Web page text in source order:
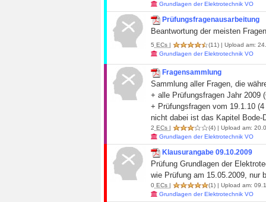
Grundlagen der Elektrotechnik VO
Prüfungsfragenausarbeitung
Beantwortung der meisten
5 ECs | (11) | Upload am:
Grundlagen der Elektrotechnik VO
Fragensammlung
Sammlung aller Fragen, die
+ alle Prüfungsfragen Jahr 2009
+ Prüfungsfragen vom 19.1.10
nicht dabei ist das Kapitel
2 ECs | (4) | Upload am:
Grundlagen der Elektrotechnik VO
Klausurangabe 09.10.2009
Prüfung Grundlagen der
wie Prüfung am 15.05.2009, nur
0 ECs | (1) | Upload am:
Grundlagen der Elektrotechnik VO